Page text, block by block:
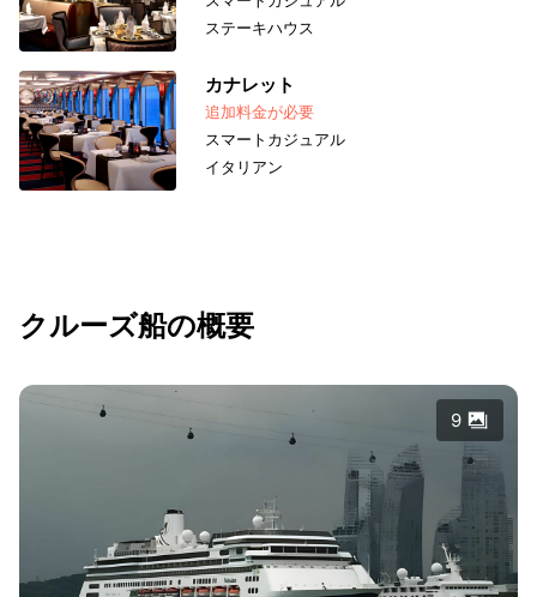
ステーキハウス
カナレット
追加料金が必要
スマートカジュアル
イタリアン
クルーズ船の概要
9